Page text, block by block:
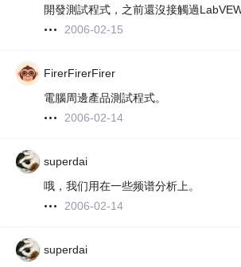
開發測試程式，之前還沒接觸過
2006-02-15
FirerFirerFirer
電腦周邊產品測試程式。
2006-02-14
superdai
哦，我们用在一些频谱分析上。
2006-02-14
superdai